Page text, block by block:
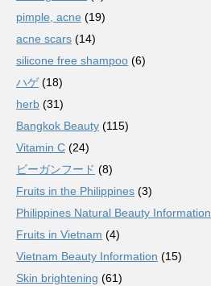
pimple, acne (19)
acne scars (14)
silicone free shampoo (6)
ハゲ(18)
herb (31)
Bangkok Beauty (115)
Vitamin C (24)
ビーガンフード (8)
Fruits in the Philippines (3)
Philippines Natural Beauty Information
Fruits in Vietnam (4)
Vietnam Beauty Information (15)
Skin brightening (61)